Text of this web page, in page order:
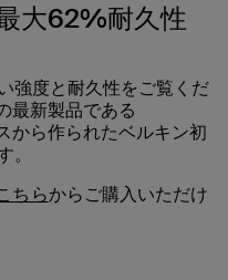
大62%耐久性
強度と耐久性をご覧くだ
最新製品である
から作られたベルキン初
ちらからご購入いただけ